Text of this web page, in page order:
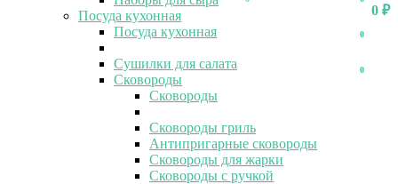
0 ₽
0
0
Посуда кухонная
Посуда кухонная
Сушилки для салата
Сковороды
Сковороды
Сковороды гриль
Антипригарные сковороды
Сковороды для жарки
Сковороды с ручкой